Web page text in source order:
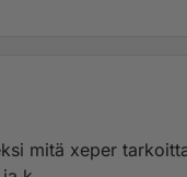
mitä xeper